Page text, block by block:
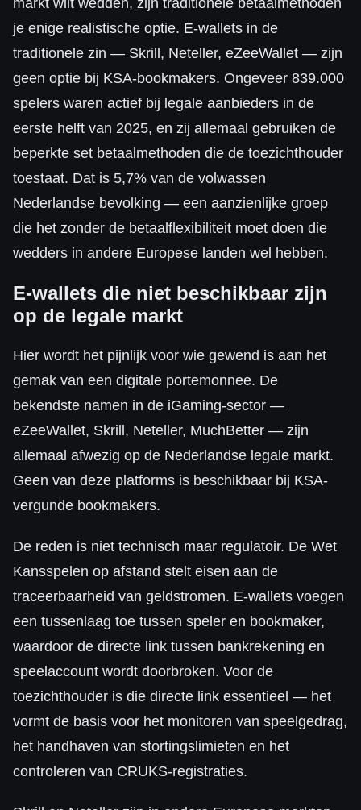
markt wilt wedden, zijn traditionele betaalmethoden
je enige realistische optie. E-wallets in de
traditionele zin — Skrill, Neteller, eZeeWallet — zijn
geen optie bij KSA-bookmakers. Ongeveer 839.000
spelers waren actief bij legale aanbieders in de
eerste helft van 2025, en zij allemaal gebruiken de
beperkte set betaalmethoden die de toezichthouder
toestaat. Dat is 5,7% van de volwassen
Nederlandse bevolking — een aanzienlijke groep
die het zonder de betaalflexibiliteit moet doen die
wedders in andere Europese landen wel hebben.
E-wallets die niet beschikbaar zijn
op de legale markt
Hier wordt het pijnlijk voor wie gewend is aan het
gemak van een digitale portemonnee. De
bekendste namen in de iGaming-sector —
eZeeWallet, Skrill, Neteller, MuchBetter — zijn
allemaal afwezig op de Nederlandse legale markt.
Geen van deze platforms is beschikbaar bij KSA-
vergunde bookmakers.
De reden is niet technisch maar regulatoir. De Wet
Kansspelen op afstand stelt eisen aan de
traceerbaarheid van geldstromen. E-wallets voegen
een tussenlaag toe tussen speler en bookmaker,
waardoor de directe link tussen bankrekening en
speelaccount wordt doorbroken. Voor de
toezichthouder is die directe link essentieel — het
vormt de basis voor het monitoren van speelgedrag,
het handhaven van stortingslimieten en het
controleren van CRUKS-registraties.